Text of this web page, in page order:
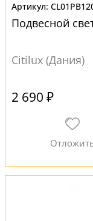
Подвесной
Citilux (Дания)
2 690 ₽